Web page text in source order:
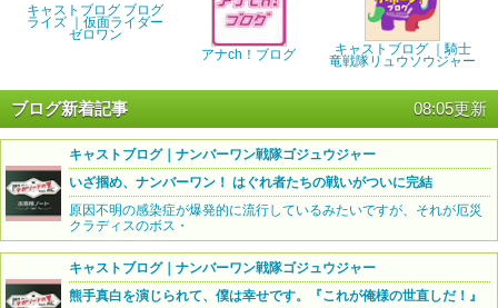
キャストブログ ブログ
ライズ ｜仮面ライダー
ゼロワン
アナch！ブログ キャストブログ ｜騎士
竜戦隊リュウソウジャー
ブログ新着記事 08:05更新
キャストブログ｜ナンバーワン戦隊ゴジュウジャー
いざ掴め、ナンバーワン！ はぐれ者たちの戦いがついに完結
原因不明の感染症が爆発的に流行しているみたいですが、それが厄災
クラディスのボス・
キャストブログ｜ナンバーワン戦隊ゴジュウジャー
熊手真白を演じられて、僕は幸せです。『これが俺様の世直しだ！』